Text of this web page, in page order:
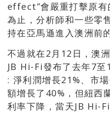
effect”會嚴重打擊原有
為止，分析師和一些零
持在亞馬遜進入澳洲前
不過就在2月12日，澳
JB Hi-Fi發布了去年7至
: 淨利潤增長21%、市
額增長了40%，但紐西
利率下降，當天JB Hi-